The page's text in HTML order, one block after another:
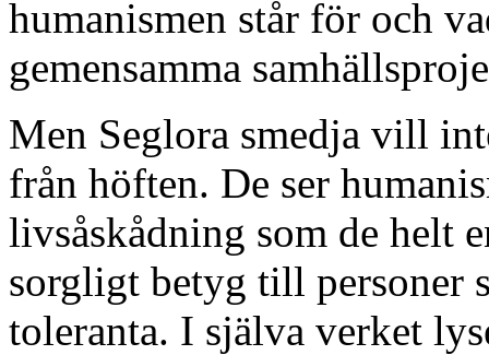
humanismen står för och
gemensamma
Men Seglora smedja vill
från höften. De ser
livsåskådning som de helt
sorgligt betyg till personer
toleranta. I själva verket